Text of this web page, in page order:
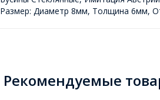
Размер: Диаметр 8мм, Толщина 6мм,
Рекомендуемые